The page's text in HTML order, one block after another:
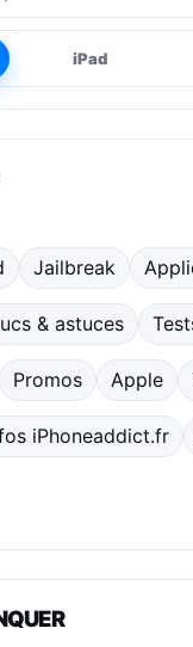
iPad
Jailbreak
& astuces
Promos Apple
iPhoneaddict.fr